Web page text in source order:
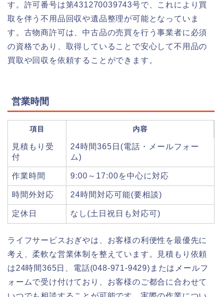
す。許可番号は第431270039743号で、これにより買
取を伴う不用品回収や遺品整理が可能となっていま
す。古物商許可は、中古品の売買を行う事業者に必須
の資格であり、取得していることで安心して不用品の
買取や回収を依頼することができます。
営業時間
項目 内容
見積もり受
付
24時間365日(電話・メールフォー
ム)
作業時間 9:00～17:00を中心に対応
時間外対応 24時間対応可能(要相談)
定休日 なし(土日祝日も対応可)
ライフサービスおぎやは、お客様の利便性を最優先に
考え、柔軟な営業体制を整えています。見積もり依頼
は24時間365日、電話(048-971-9429)またはメールフ
ォームで受け付けており、お客様のご都合に合わせて